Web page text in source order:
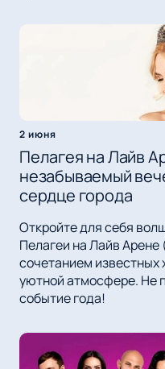
2 июня
Пелагея на Лайв
незабываемый
сердце города
Откройте для себя
Пелагеи на Лайв
сочетанием известных
уютной атмосфере. Не
событие года!